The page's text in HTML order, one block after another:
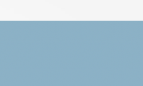
-25 % a webshopban!